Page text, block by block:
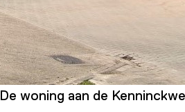
De woning aan de